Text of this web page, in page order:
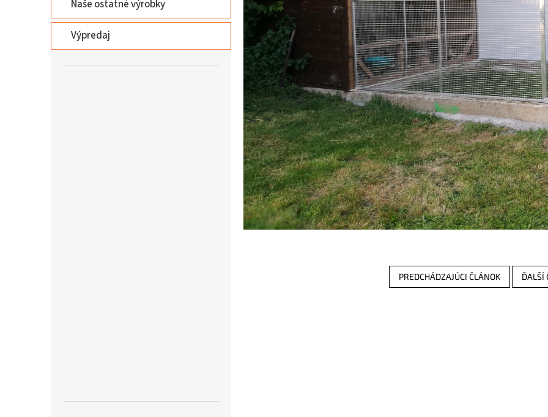
Naše ostatné výrobky
Výpredaj
PREDCHÁDZAJÚCI ČLÁNOK ĎALŠÍ